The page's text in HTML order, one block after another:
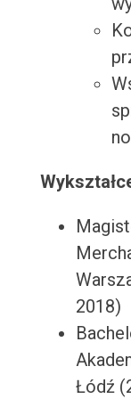
2018)
Łódź